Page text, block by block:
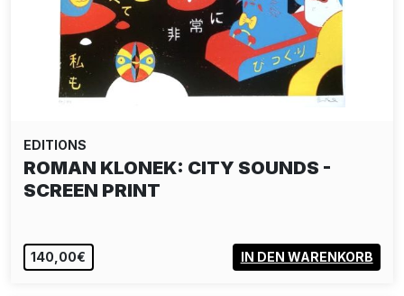
EDITIONS
ROMAN KLONEK: CITY SOUNDS -
SCREEN PRINT
140,00€ IN DEN WARENKORB